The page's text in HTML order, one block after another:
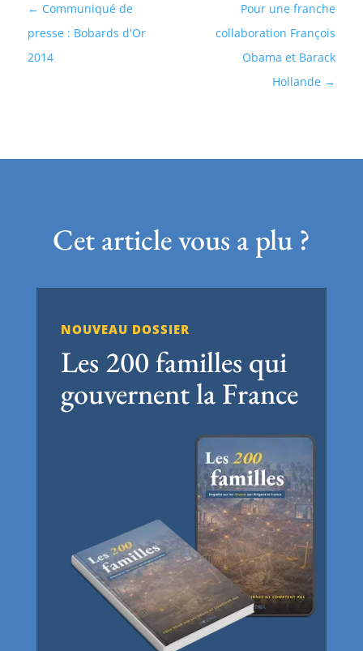
Pour une franche
collaboration François
Obama et Barack
Hollande
Communiqué de
presse : Bobards d'Or
2014
Cet article vous a plu ?
NOUVEAU DOSSIER
Les 200 familles qui
gouvernent la France